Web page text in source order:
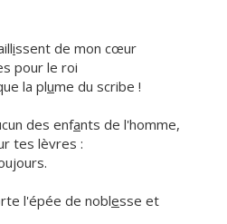
issent de mon cœur
pour le roi
la plume du scribe !
des enfants de l'homme,
tes lèvres :
l'épée de noblesse et